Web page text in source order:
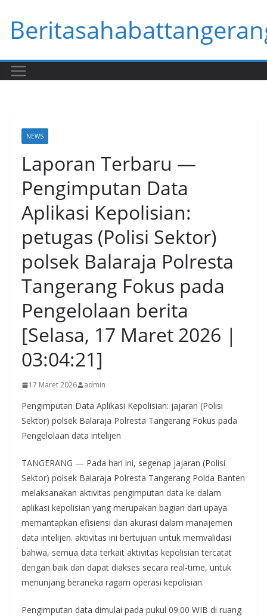
content
NEWS
Laporan Terbaru —
Pengimputan Data
Aplikasi Kepolisian:
petugas (Polisi Sektor)
polsek Balaraja Polresta
Tangerang Fokus pada
Pengelolaan berita
[Selasa, 17 Maret 2026 |
03:04:21]
17 Maret 2026 admin
Pengimputan Data Aplikasi Kepolisian: jajaran (Polisi
Sektor) polsek Balaraja Polresta Tangerang Fokus pada
Pengelolaan data intelijen
TANGERANG — Pada hari ini, segenap jajaran (Polisi
Sektor) polsek Balaraja Polresta Tangerang Polda Banten
melaksanakan aktivitas pengimputan data ke dalam
aplikasi kepolisian yang merupakan bagian dari upaya
memantapkan efisiensi dan akurasi dalam manajemen
data intelijen. aktivitas ini bertujuan untuk memvalidasi
bahwa, semua data terkait aktivitas kepolisian tercatat
dengan baik dan dapat diakses secara real-time, untuk
menunjang beraneka ragam operasi kepolisian.
Pengimputan data dimulai pada pukul 09.00 WIB di ruang